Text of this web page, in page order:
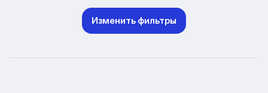
Изменить фильтры